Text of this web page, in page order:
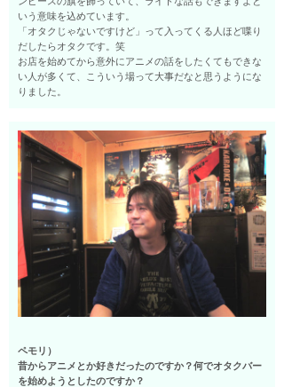
いう意味を込めています。
「オタクじゃないですけど」って入ってくる人ほど喋り
だしたらオタクです。笑
お店を始めてから意外にアニメの話をしたくてもできな
い人が多くて、こういう場って大事だなと思うようにな
りました。
ペモリ）
昔からアニメとか好きだったのですか？何でオタクバー
を始めようとしたのですか？